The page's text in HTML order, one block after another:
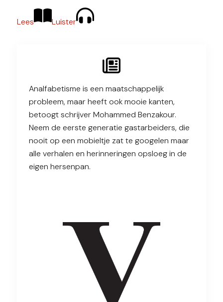
Lees Luister
Analfabetisme is een maatschappelijk
probleem, maar heeft ook mooie kanten,
betoogt schrijver Mohammed Benzakour.
Neem de eerste generatie gastarbeiders, die
nooit op een mobieltje zat te googelen maar
alle verhalen en herinneringen opsloeg in de
eigen hersenpan.